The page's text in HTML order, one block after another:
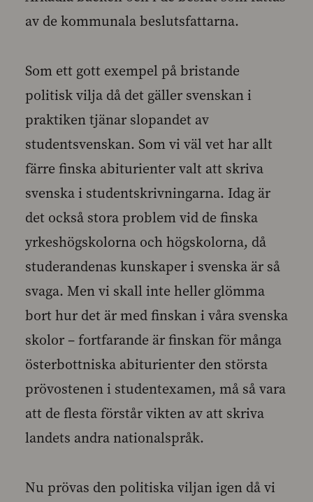
av de kommunala beslutsfattarna.
Som ett gott exempel på bristande
politisk vilja då det gäller svenskan i
praktiken tjänar slopandet av
studentsvenskan. Som vi väl vet har allt
färre finska abiturienter valt att skriva
svenska i studentskrivningarna. Idag är
det också stora problem vid de finska
yrkeshögskolorna och högskolorna, då
studerandenas kunskaper i svenska är så
svaga. Men vi skall inte heller glömma
bort hur det är med finskan i våra svenska
skolor – fortfarande är finskan för många
österbottniska abiturienter den största
prövostenen i studentexamen, må så vara
att de flesta förstår vikten av att skriva
landets andra nationalspråk.
Nu prövas den politiska viljan igen då vi